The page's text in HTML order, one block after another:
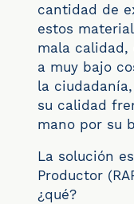
cantidad de
estos
mala
a muy bajo
la
su calidad
mano por su
La solución
Productor
¿qué?